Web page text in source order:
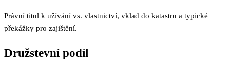
Právní titul k užívání vs. vlastnictví, vklad do katastru a typické
překážky pro zajištění.
Družstevní podíl